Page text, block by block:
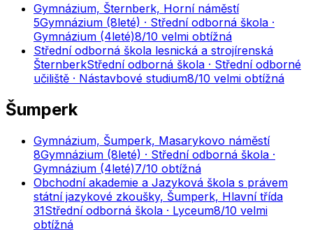
Gymnázium, Šternberk, Horní náměstí
5Gymnázium (8leté) · Střední odborná škola ·
Gymnázium (4leté)8/10 velmi obtížná
Střední odborná škola lesnická a strojírenská
ŠternberkStřední odborná škola · Střední odborné
učiliště · Nástavbové studium8/10 velmi obtížná
Šumperk
Gymnázium, Šumperk, Masarykovo náměstí
8Gymnázium (8leté) · Střední odborná škola ·
Gymnázium (4leté)7/10 obtížná
Obchodní akademie a Jazyková škola s právem
státní jazykové zkoušky, Šumperk, Hlavní třída
31Střední odborná škola · Lyceum8/10 velmi
obtížná